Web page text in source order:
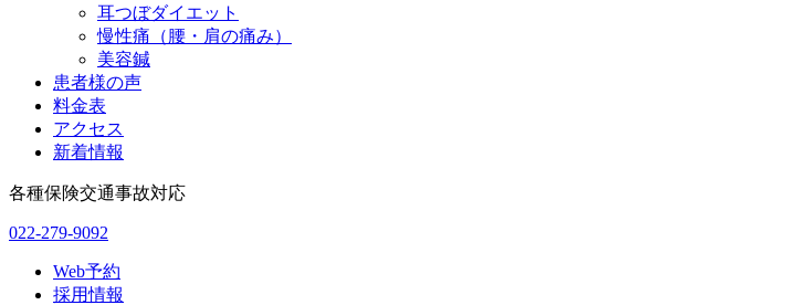
耳つぼダイエット
慢性痛（腰・肩の痛み）
美容鍼
患者様の声
料金表
アクセス
新着情報
各種保険交通事故対応
022-279-9092
Web予約
採用情報